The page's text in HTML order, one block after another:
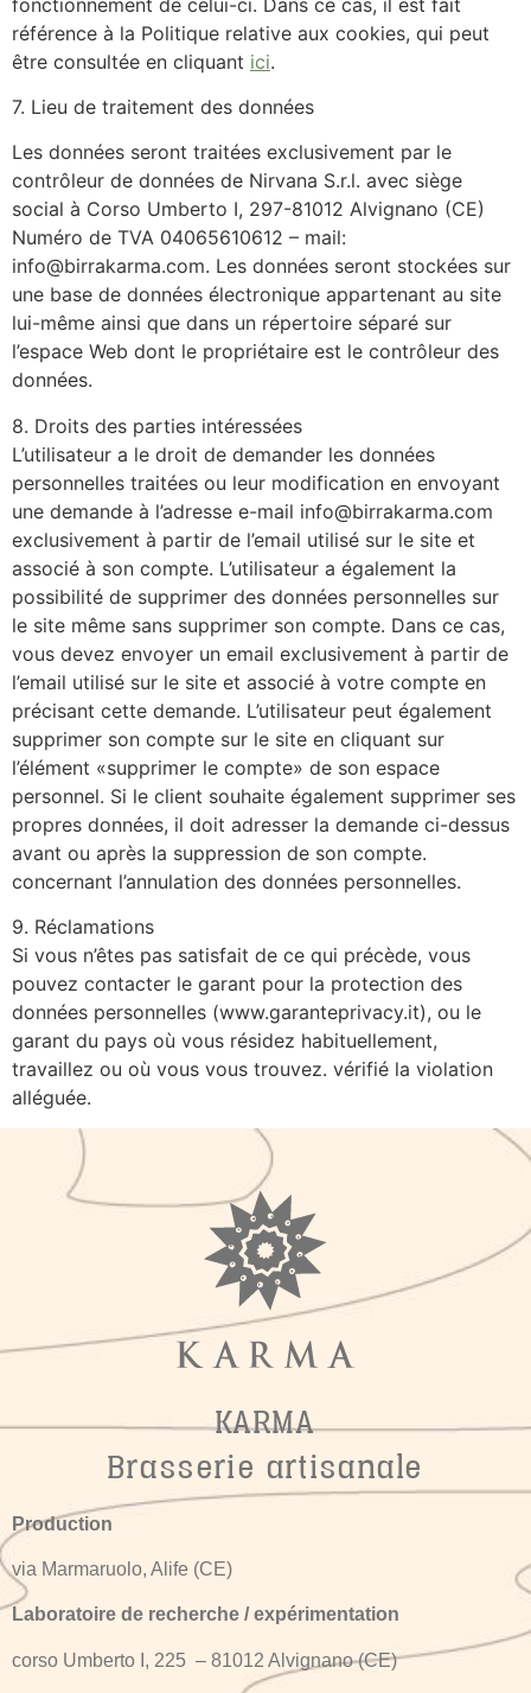
référence à la Politique relative aux cookies, qui peut
être consultée en cliquant ici.
7. Lieu de traitement des données
Les données seront traitées exclusivement par le
contrôleur de données de Nirvana S.r.l. avec siège
social à Corso Umberto I, 297-81012 Alvignano (CE)
Numéro de TVA 04065610612 – mail:
info@birrakarma.com. Les données seront stockées sur
une base de données électronique appartenant au site
lui-même ainsi que dans un répertoire séparé sur
l’espace Web dont le propriétaire est le contrôleur des
données.
8. Droits des parties intéressées
L’utilisateur a le droit de demander les données
personnelles traitées ou leur modification en envoyant
une demande à l’adresse e-mail info@birrakarma.com
exclusivement à partir de l’email utilisé sur le site et
associé à son compte. L’utilisateur a également la
possibilité de supprimer des données personnelles sur
le site même sans supprimer son compte. Dans ce cas,
vous devez envoyer un email exclusivement à partir de
l’email utilisé sur le site et associé à votre compte en
précisant cette demande. L’utilisateur peut également
supprimer son compte sur le site en cliquant sur
l’élément «supprimer le compte» de son espace
personnel. Si le client souhaite également supprimer ses
propres données, il doit adresser la demande ci-dessus
avant ou après la suppression de son compte.
concernant l’annulation des données personnelles.
9. Réclamations
Si vous n’êtes pas satisfait de ce qui précède, vous
pouvez contacter le garant pour la protection des
données personnelles (www.garanteprivacy.it), ou le
garant du pays où vous résidez habituellement,
travaillez ou où vous vous trouvez. vérifié la violation
alléguée.
KARMA
Brasserie artisanale
Production
via Marmaruolo, Alife (CE)
Laboratoire de recherche / expérimentation
corso Umberto I, 225 – 81012 Alvignano (CE)